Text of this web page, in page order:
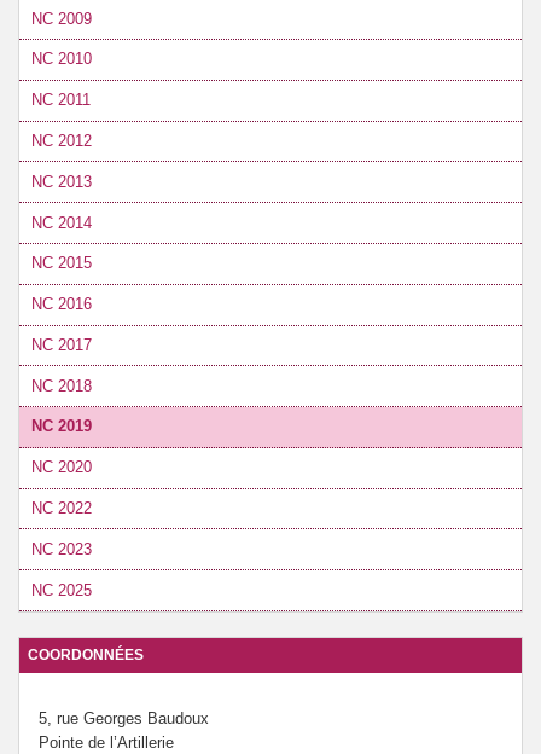
NC 2009
NC 2010
NC 2011
NC 2012
NC 2013
NC 2014
NC 2015
NC 2016
NC 2017
NC 2018
NC 2019
NC 2020
NC 2022
NC 2023
NC 2025
COORDONNÉES
5, rue Georges Baudoux
Pointe de l’Artillerie